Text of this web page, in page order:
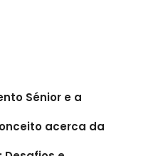
Sénior e a
acerca da